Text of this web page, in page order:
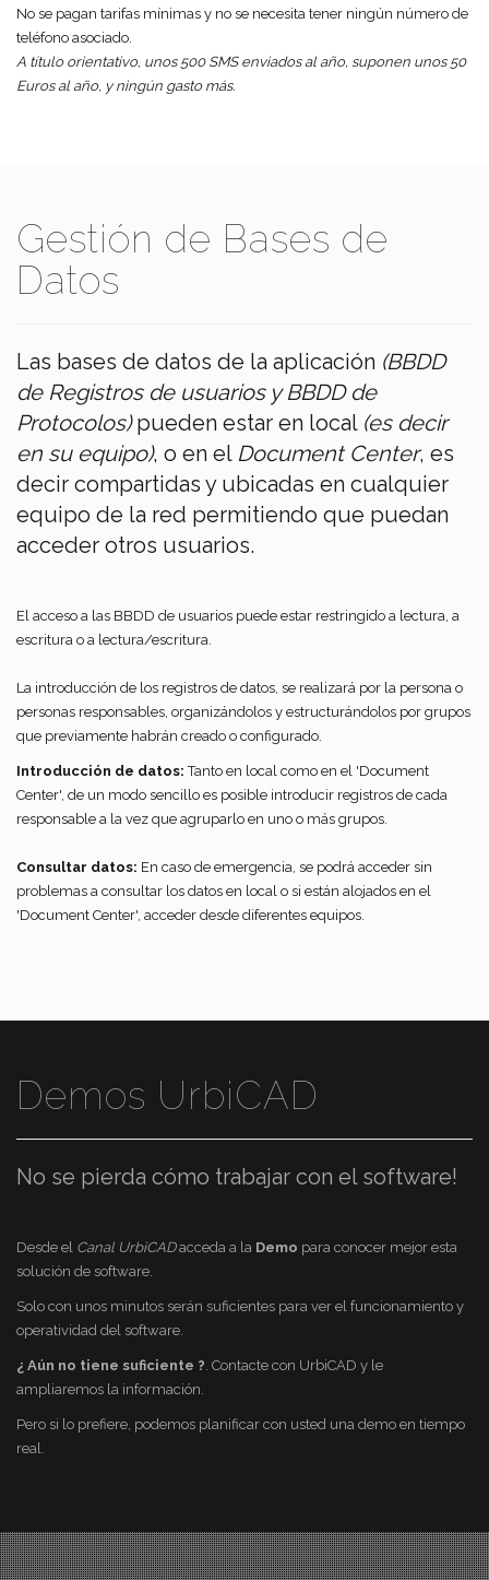
No se pagan tarifas mínimas y no se necesita tener ningún número de
teléfono asociado.
A título orientativo, unos 500 SMS enviados al año, suponen unos 50
Euros al año, y ningún gasto más.
Gestión de Bases de
Datos
Las bases de datos de la aplicación (BBDD
de Registros de usuarios y BBDD de
Protocolos)pueden estar en local (es decir
en su equipo), o en el Document Center, es
decir compartidas y ubicadas en cualquier
equipo de la red permitiendo que puedan
acceder otros usuarios.
El acceso a las BBDD de usuarios puede estar restringido a lectura, a
escritura o a lectura/escritura.
La introducción de los registros de datos, se realizará por la persona o
personas responsables, organizándolos y estructurándolos por grupos
que previamente habrán creado o configurado.
Introducción de datos: Tanto en local como en el 'Document
Center', de un modo sencillo es posible introducir registros de cada
responsable a la vez que agruparlo en uno o más grupos.
Consultar datos: En caso de emergencia, se podrá acceder sin
problemas a consultar los datos en local o si están alojados en el
'Document Center', acceder desde diferentes equipos.
Demos UrbiCAD
No se pierda cómo trabajar con el software!
Desde el Canal UrbiCADacceda a la Demo para conocer mejor esta
solución de software.
Solo con unos minutos serán suficientes para ver el funcionamiento y
operatividad del software.
¿ Aún no tiene suficiente ?. Contacte con UrbiCAD y le
ampliaremos la información.
Pero si lo prefiere, podemos planificar con usted una demo en tiempo
real.